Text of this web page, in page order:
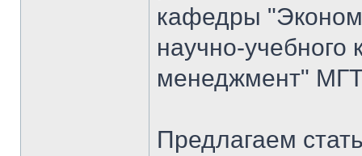
кафедры
научно-
менеджмент"
Предлагаем